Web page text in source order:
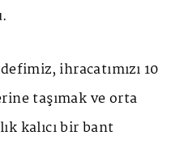
ihracatımızı 10
taşımak ve orta
kalıcı bir bant